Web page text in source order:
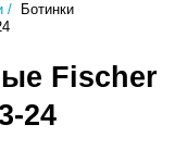
Ботинки
Fischer
24